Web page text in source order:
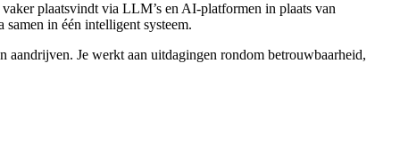
plaatsvindt via LLM’s en AI-platformen in plaats van
in één intelligent systeem.
Je werkt aan uitdagingen rondom betrouwbaarheid,